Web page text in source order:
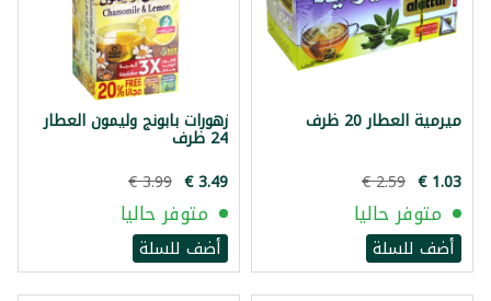
ميرمية العطار 20 ظرف
متوفر حاليا
أضف للسلة
زهورات بابونج وليمون العطار
24 ظرف
متوفر حاليا
أضف للسلة